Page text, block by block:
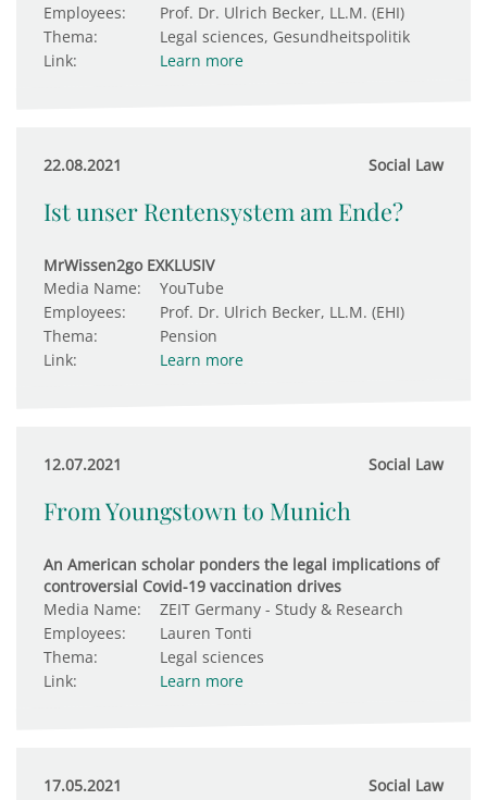
Employees:
Prof. Dr. Ulrich Becker, LL.M. (EHI)
Thema:
Legal sciences, Gesundheitspolitik
Link:
Learn more
22.08.2021 Social Law
Ist unser Rentensystem am Ende?
MrWissen2go EXKLUSIV
Media Name:
YouTube
Employees:
Prof. Dr. Ulrich Becker, LL.M. (EHI)
Thema:
Pension
Link:
Learn more
12.07.2021 Social Law
From Youngstown to Munich
An American scholar ponders the legal implications of
controversial Covid-19 vaccination drives
Media Name:
ZEIT Germany - Study & Research
Employees:
Lauren Tonti
Thema:
Legal sciences
Link:
Learn more
17.05.2021 Social Law